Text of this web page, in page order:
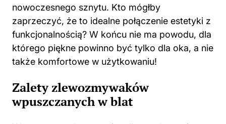
nowoczesnego sznytu. Kto mógłby
zaprzeczyć, że to idealne połączenie estetyki z
funkcjonalnością? W końcu nie ma powodu, dla
którego piękne powinno być tylko dla oka, a nie
także komfortowe w użytkowaniu!
Zalety zlewozmywaków
wpuszczanych w blat